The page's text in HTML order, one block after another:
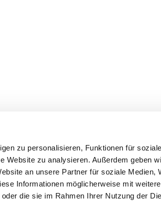
zu personalisieren, Funktionen für
Website zu analysieren. Außerdem geben
an unsere Partner für soziale Medien,
Informationen möglicherweise mit
die sie im Rahmen Ihrer Nutzung der